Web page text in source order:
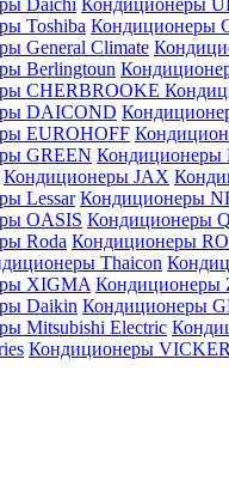
Daichi Кондиционеры
Toshiba Кондиционеры
General Climate
Berlingtoun
CHERBROOKE
DAICOND
EUROHOFF
GREEN Кондиционеры
Кондиционеры JAX
Lessar Кондиционеры
OASIS Кондиционеры
Roda Кондиционеры
Thaicon
XIGMA Кондиционеры
Daikin Кондиционеры
Mitsubishi Electric
Кондиционеры